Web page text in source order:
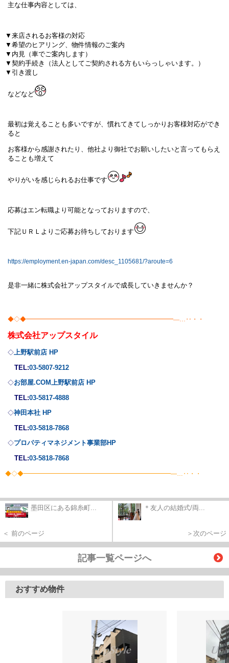
主な仕事内容としては、
▼来店されるお客様の対応
▼希望のヒアリング、物件情報のご案内
▼内見（車でご案内します）
▼契約手続き（法人としてご契約される方もいらっしゃいます。）
▼引き渡し
などなど
最初は覚えることも多いですが、慣れてきてしっかりお客様対応ができ
ると
お客様から感謝されたり、他社より御社でお願いしたいと言ってもらえ
ることも増えて
やりがいを感じられるお仕事です
応募はエン転職より可能となっておりますので、
下記ＵＲＬよりご応募お待ちしております
https://employment.en-japan.com/desc_1105681/?aroute=6
是非一緒に株式会社アップスタイルで成長していきませんか？
◆◇◆━━━━━━━━━━━━━━━━━━━━━━━━―…‥・・
株式会社アップスタイル
◇上野駅前店 HP
TEL:03-5807-9212
◇お部屋.COM上野駅前店 HP
TEL:03-5817-4888
◇神田本社 HP
TEL:03-5818-7868
◇プロパティマネジメント事業部HP
TEL:03-5818-7868
◆◇◆━━━━━━━━━━━━━━━━━━━━━━━━―…‥・・
墨田区にある錦糸町...
＜ 前のページ
＊友人の結婚式/両...
＞次のページ
記事一覧ページへ
おすすめ物件